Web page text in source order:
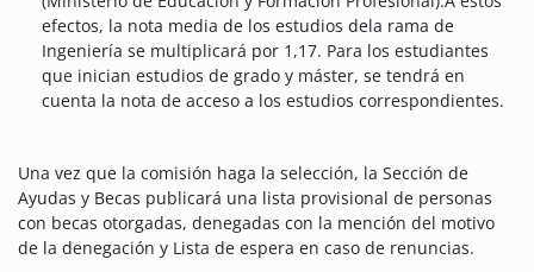
efectos, la nota media de los estudios dela rama de
Ingeniería se multiplicará por 1,17. Para los estudiantes
que inician estudios de grado y máster, se tendrá en
cuenta la nota de acceso a los estudios correspondientes.
Una vez que la comisión haga la selección, la Sección de
Ayudas y Becas publicará una lista provisional de personas
con becas otorgadas, denegadas con la mención del motivo
de la denegación y Lista de espera en caso de renuncias.